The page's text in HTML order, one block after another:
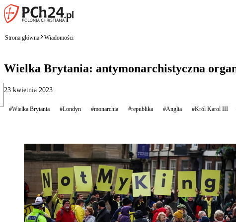
Strona główna Wiadomości
Wielka Brytania: antymonarchistyczna
23 kwietnia 2023
#Wielka Brytania #Londyn #monarchia #republika #Anglia #Król Karol III